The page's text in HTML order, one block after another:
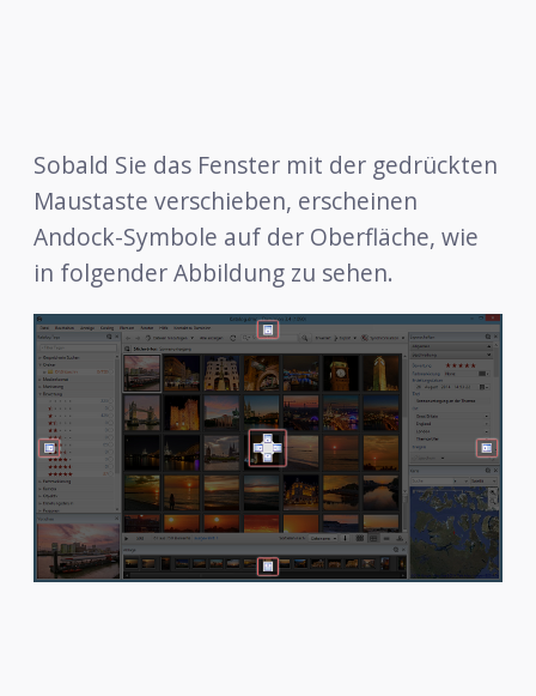
Sobald Sie das Fenster mit der gedrückten
Maustaste verschieben, erscheinen
Andock-Symbole auf der Oberfläche, wie
in folgender Abbildung zu sehen.